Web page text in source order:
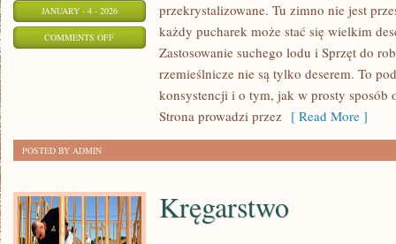
JANUARY - 4 - 2026
COMMENTS OFFON
przekrystalizowane. Tu zimno nie jest
każdy pucharek może stać się wielkim
Zastosowanie suchego lodu i Sprzęt do
rzemieślnicze nie są tylko deserem. To
konsystencji i o tym, jak w prosty sposób
Strona prowadzi przez [ Read More ]
POSTED BY ADMIN
Kręgarstwo